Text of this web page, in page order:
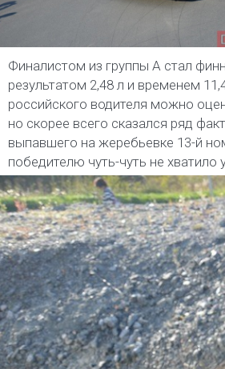
Финалистом из группы А стал
результатом 2,48 л и временем
российского водителя можно
но скорее всего сказался ряд
выпавшего на жеребьевке 13-й
победителю чуть-чуть не хватило